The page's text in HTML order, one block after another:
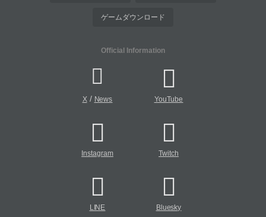
ゲームダウンロード
Official Information
X/ News YouTube
Instagram Twitch
LINE Bluesky